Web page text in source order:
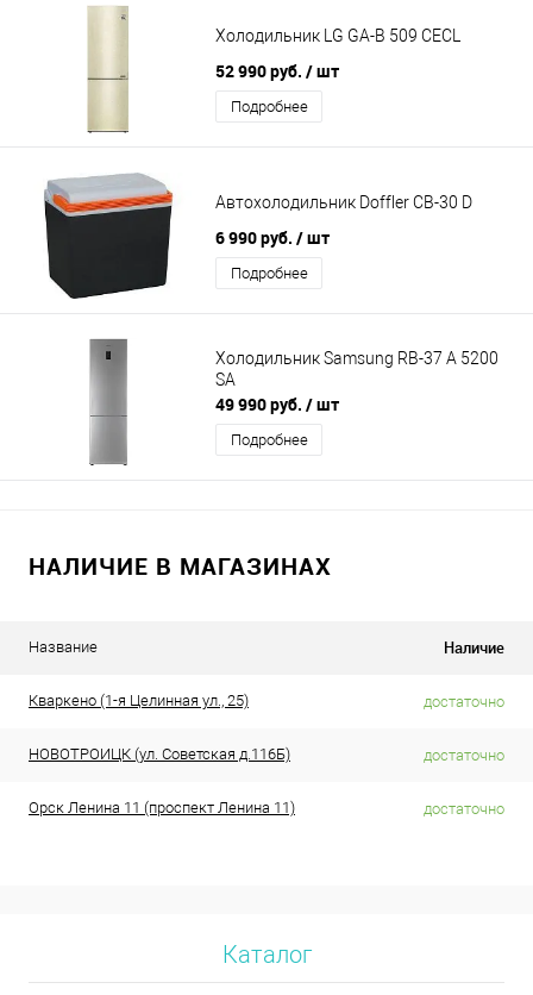
Холодильник LG GA-B 509 CEСL
52 990 руб. / шт
Подробнее
Автохолодильник Doffler CB-30 D
6 990 руб. / шт
Подробнее
Холодильник Samsung RB-37 A 5200
SA
49 990 руб. / шт
Подробнее
НАЛИЧИЕ В МАГАЗИНАХ
Название Наличие
Кваркено (1-я Целинная ул., 25) достаточно
НОВОТРОИЦК (ул. Советская д.116Б) достаточно
Орск Ленина 11 (проспект Ленина 11) достаточно
Каталог